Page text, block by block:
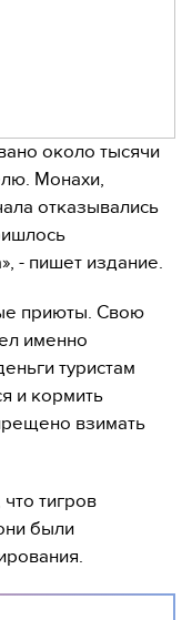
около тысячи
Монахи,
отказывались
- пишет издание.
приюты. Свою
именно
туристам
и кормить
взимать
тигров
были